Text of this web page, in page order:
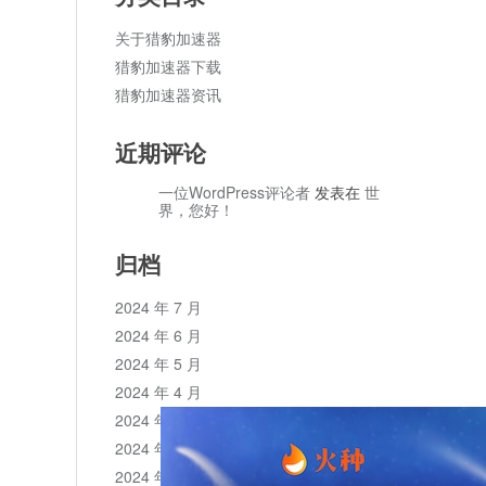
关于猎豹加速器
猎豹加速器下载
猎豹加速器资讯
近期评论
一位WordPress评论者 发表在 世
界，您好！
归档
2024 年 7 月
2024 年 6 月
2024 年 5 月
2024 年 4 月
2024 年 3 月
2024 年 2 月
2024 年 1 月